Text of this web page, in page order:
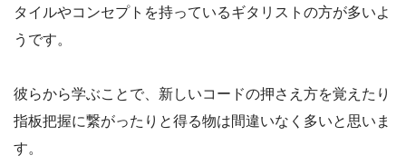
タイルやコンセプトを持っているギタリストの方が多いよ
うです。
彼らから学ぶことで、新しいコードの押さえ方を覚えたり
指板把握に繋がったりと得る物は間違いなく多いと思いま
す。